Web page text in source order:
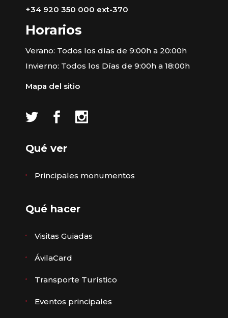
+34 920 350 000 ext-370
Horarios
Verano: Todos los días de 9:00h a 20:00h
Invierno: Todos los Días de 9:00h a 18:00h
Mapa del sitio
Qué ver
Principales monumentos
Qué hacer
Visitas Guiadas
ÁvilaCard
Transporte Turístico
Eventos principales